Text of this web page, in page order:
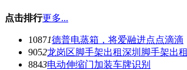
点击排行更多...
10871德普电蒸箱，将爱融进点点滴滴
9052龙岗区脚手架出租深圳脚手架出租
8843电动伸缩门加装车牌识别